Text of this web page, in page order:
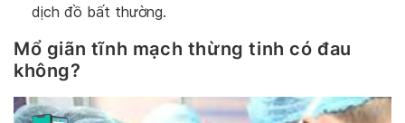
dịch đồ bất thường.
Mổ giãn tĩnh mạch thừng tinh có đau
không?